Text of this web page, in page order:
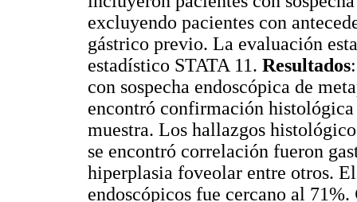
excluyendo pacientes con
gástrico previo. La evaluación
estadístico STATA 11. Resultados
con sospecha endoscópica de
encontró confirmación
muestra. Los hallazgos
se encontró correlación fueron
hiperplasia foveolar entre otros.
endoscópicos fue cercano al 71%.